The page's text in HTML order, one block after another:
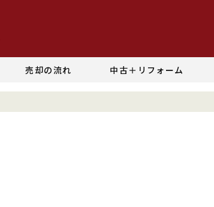
売却の流れ 中古＋リフォーム